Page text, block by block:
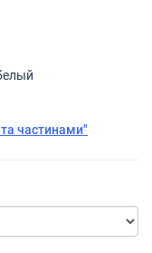
частинами"